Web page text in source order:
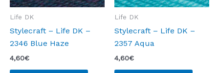
Life DK
Stylecraft – Life DK –
2346 Blue Haze
4,60€
Life DK
Stylecraft – Life DK –
2357 Aqua
4,60€